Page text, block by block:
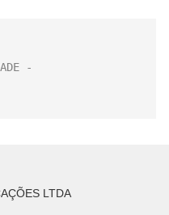
LTDA